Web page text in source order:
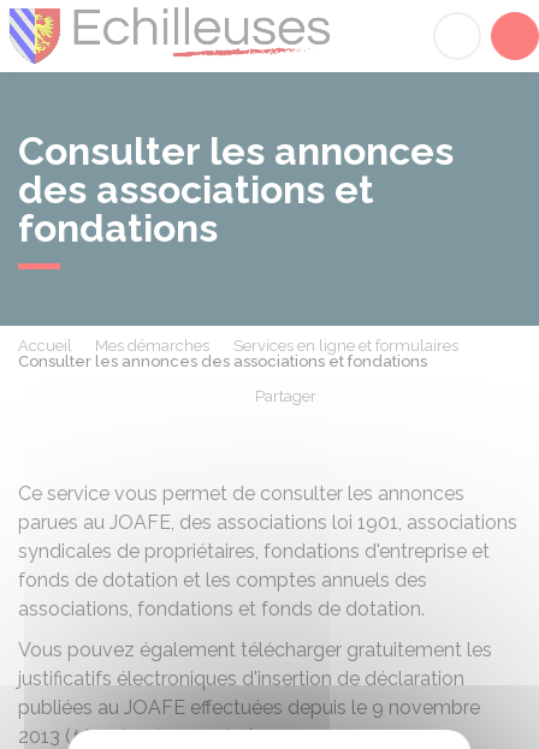
Consulter les annonces
des associations et
fondations
Accueil Mes démarches
Services en ligne et formulaires
Consulter les annonces des associations et fondations
Partager
Ce service vous permet de consulter les annonces
parues au JOAFE, des associations loi 1901, associations
syndicales de propriétaires, fondations d'entreprise et
fonds de dotation et les comptes annuels des
associations, fondations et fonds de dotation.
Vous pouvez également télécharger gratuitement les
justificatifs électroniques d'insertion de déclaration
publiées au JOAFE effectuées depuis le 9 novembre
2013 (témoins de parution).